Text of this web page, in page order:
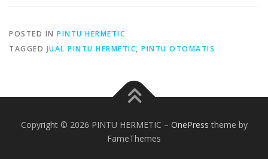
POSTED IN PINTU HERMETIC
TAGGED JUAL PINTU HERMETIC, PINTU OTOMATIS
Copyright © 2026 PINTU HERMETIC – OnePress theme by
FameThemes